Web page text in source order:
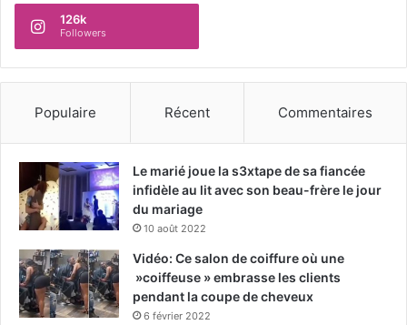
126k
Followers
Populaire Récent Commentaires
Le marié joue la s3xtape de sa fiancée
infidèle au lit avec son beau-frère le jour
du mariage
10 août 2022
Vidéo: Ce salon de coiffure où une
»coiffeuse » embrasse les clients
pendant la coupe de cheveux
6 février 2022